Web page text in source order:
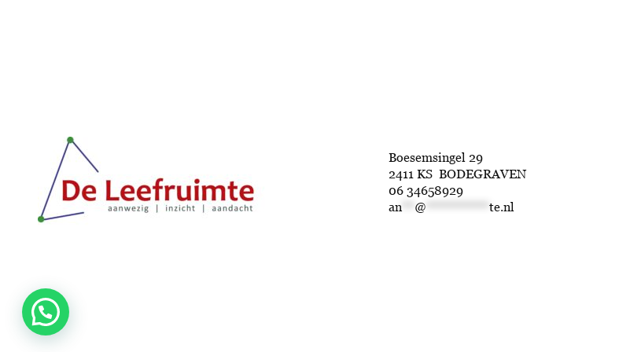
Boesemsingel 29
2411 KS BODEGRAVEN
06 34658929
an
@ **********te.nl